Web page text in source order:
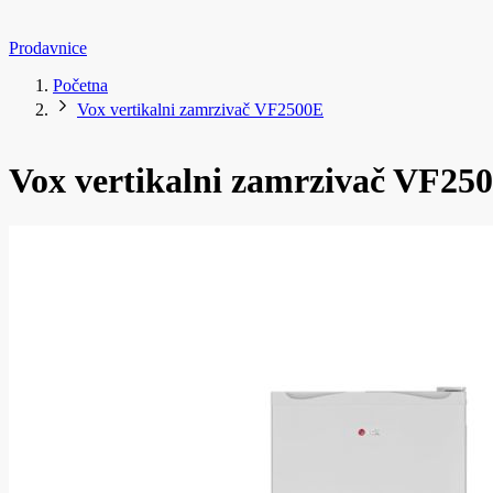
Prodavnice
Početna
Vox vertikalni zamrzivač VF2500E
Vox vertikalni zamrzivač